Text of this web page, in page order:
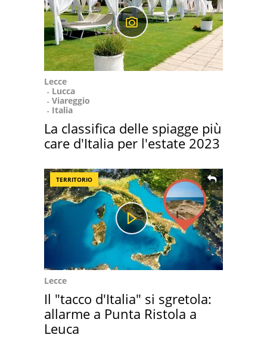
Lecce
Lucca
Viareggio
Italia
La classifica delle spiagge più
care d'Italia per l'estate 2023
TERRITORIO
Lecce
Il "tacco d'Italia" si sgretola:
allarme a Punta Ristola a
Leuca